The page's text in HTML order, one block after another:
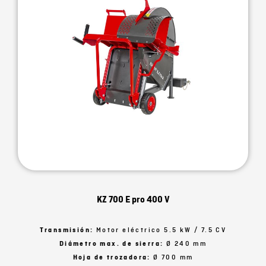
KZ 700 E pro 400 V
Transmisión: Motor eléctrico 5.5 kW / 7.5 CV
Diámetro max. de sierra: Ø 240 mm
Hoja de trozadora:Ø 700 mm